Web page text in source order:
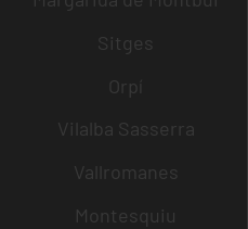
Sitges
Orpí
Vilalba Sasserra
Vallromanes
Montesquiu